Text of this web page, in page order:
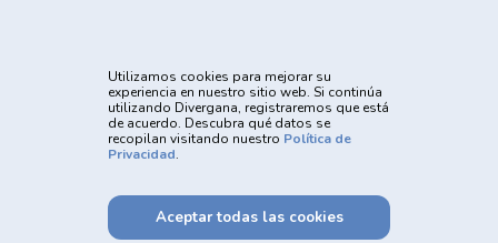
Utilizamos cookies para mejorar su
experiencia en nuestro sitio web. Si continúa
utilizando Divergana, registraremos que está
de acuerdo. Descubra qué datos se
recopilan visitando nuestro Política de
Privacidad.
Aceptar todas las cookies
Powered by